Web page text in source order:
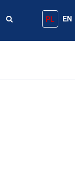
PL EN